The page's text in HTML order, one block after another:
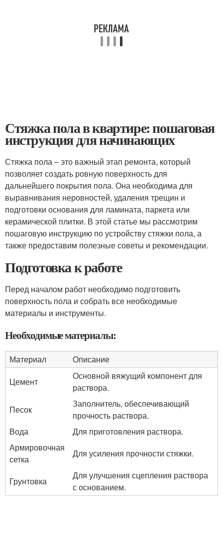
Стяжка пола в квартире: пошаговая
инструкция для начинающих
Стяжка пола – это важный этап ремонта, который
позволяет создать ровную поверхность для
дальнейшего покрытия пола. Она необходима для
выравнивания неровностей, удаления трещин и
подготовки основания для ламината, паркета или
керамической плитки. В этой статье мы рассмотрим
пошаговую инструкцию по устройству стяжки пола, а
также предоставим полезные советы и рекомендации.
Подготовка к работе
Перед началом работ необходимо подготовить
поверхность пола и собрать все необходимые
материалы и инструменты.
Необходимые материалы:
Материал
Описание
Цемент
Основной вяжущий компонент для
раствора.
Песок
Заполнитель, обеспечивающий
прочность раствора.
Вода
Для приготовления раствора.
Армировочная
сетка
Для усиления прочности стяжки.
Грунтовка
Для улучшения сцепления раствора
с основанием.